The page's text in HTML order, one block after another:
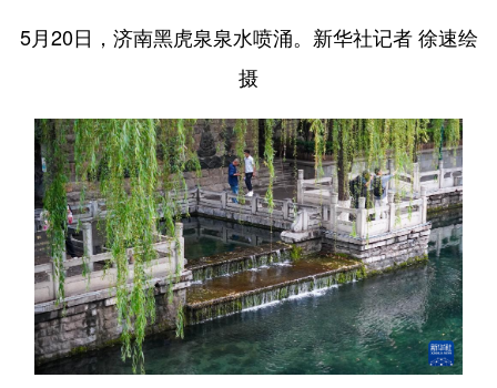
5月20日，济南黑虎泉泉水喷涌。新华社记者 徐速绘
摄